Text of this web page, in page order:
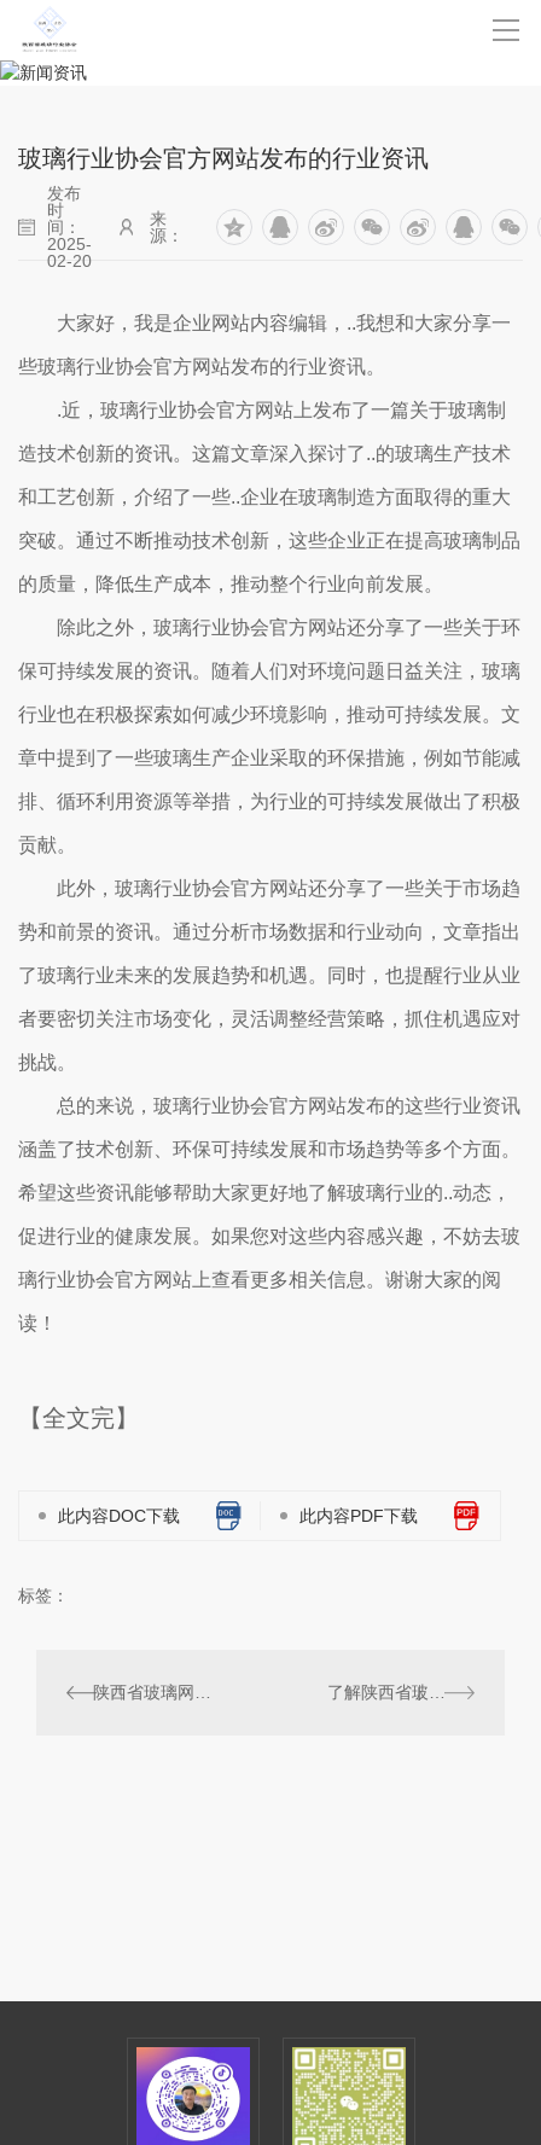
玻璃行业协会官方网站发布的行业资讯
发布
时
间：
2025-
02-20
来
源：
大家好，我是企业网站内容编辑，..我想和大家分享一
些玻璃行业协会官方网站发布的行业资讯。
.近，玻璃行业协会官方网站上发布了一篇关于玻璃制
造技术创新的资讯。这篇文章深入探讨了..的玻璃生产技术
和工艺创新，介绍了一些..企业在玻璃制造方面取得的重大
突破。通过不断推动技术创新，这些企业正在提高玻璃制品
的质量，降低生产成本，推动整个行业向前发展。
除此之外，玻璃行业协会官方网站还分享了一些关于环
保可持续发展的资讯。随着人们对环境问题日益关注，玻璃
行业也在积极探索如何减少环境影响，推动可持续发展。文
章中提到了一些玻璃生产企业采取的环保措施，例如节能减
排、循环利用资源等举措，为行业的可持续发展做出了积极
贡献。
此外，玻璃行业协会官方网站还分享了一些关于市场趋
势和前景的资讯。通过分析市场数据和行业动向，文章指出
了玻璃行业未来的发展趋势和机遇。同时，也提醒行业从业
者要密切关注市场变化，灵活调整经营策略，抓住机遇应对
挑战。
总的来说，玻璃行业协会官方网站发布的这些行业资讯
涵盖了技术创新、环保可持续发展和市场趋势等多个方面。
希望这些资讯能够帮助大家更好地了解玻璃行业的..动态，
促进行业的健康发展。如果您对这些内容感兴趣，不妨去玻
璃行业协会官方网站上查看更多相关信息。谢谢大家的阅
读！
【全文完】
此内容DOC下载 此内容PDF下载
标签：
了解陕西省玻璃行业协会官方网站的历史